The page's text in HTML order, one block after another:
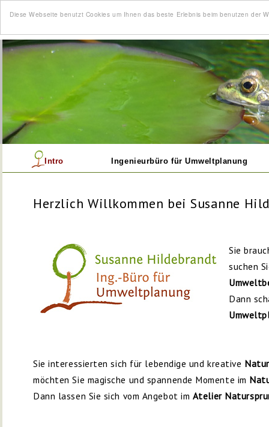
Diese Webseite benutzt Cookies um Ihnen das beste Erlebnis beim benutzen der
Intro Ingenieurbüro für Umweltplanung
Herzlich Willkommen bei Susanne
Sie
suchen
Dann
Sie interessierten sich für lebendige und kreative
möchten Sie magische und spannende Momente im
Dann lassen Sie sich vom Angebot im Atelier